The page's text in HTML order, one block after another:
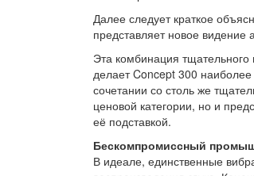
Далее следует краткое
представляет новое видение
Эта комбинация
делает Concept 300 наиболее
сочетании со столь же
ценовой категории, но и
её подставкой.
Бескомпромиссный
В идеале, единственные